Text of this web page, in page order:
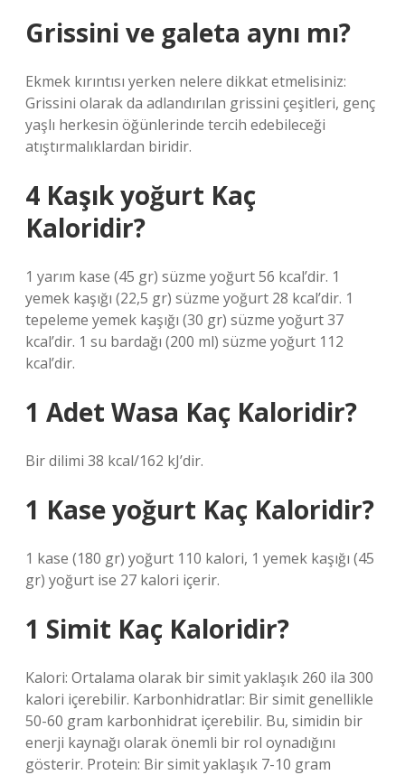
Grissini ve galeta aynı mı?
Ekmek kırıntısı yerken nelere dikkat etmelisiniz:
Grissini olarak da adlandırılan grissini çeşitleri, genç
yaşlı herkesin öğünlerinde tercih edebileceği
atıştırmalıklardan biridir.
4 Kaşık yoğurt Kaç
Kaloridir?
1 yarım kase (45 gr) süzme yoğurt 56 kcal’dir. 1
yemek kaşığı (22,5 gr) süzme yoğurt 28 kcal’dir. 1
tepeleme yemek kaşığı (30 gr) süzme yoğurt 37
kcal’dir. 1 su bardağı (200 ml) süzme yoğurt 112
kcal’dir.
1 Adet Wasa Kaç Kaloridir?
Bir dilimi 38 kcal/162 kJ’dir.
1 Kase yoğurt Kaç Kaloridir?
1 kase (180 gr) yoğurt 110 kalori, 1 yemek kaşığı (45
gr) yoğurt ise 27 kalori içerir.
1 Simit Kaç Kaloridir?
Kalori: Ortalama olarak bir simit yaklaşık 260 ila 300
kalori içerebilir. Karbonhidratlar: Bir simit genellikle
50-60 gram karbonhidrat içerebilir. Bu, simidin bir
enerji kaynağı olarak önemli bir rol oynadığını
gösterir. Protein: Bir simit yaklaşık 7-10 gram